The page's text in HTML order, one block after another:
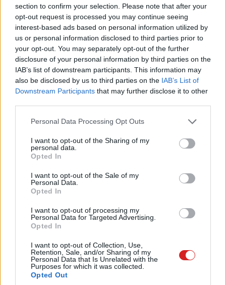
section to confirm your selection. Please note that after your
opt-out request is processed you may continue seeing
interest-based ads based on personal information utilized by
us or personal information disclosed to third parties prior to
your opt-out. You may separately opt-out of the further
disclosure of your personal information by third parties on the
IAB’s list of downstream participants. This information may
also be disclosed by us to third parties on the IAB’s List of
Downstream Participants that may further disclose it to other
Please note that this website/app uses one or more Google
not limited to your visit or usage behaviour. You may click to
grant or deny consent to Google and its third-party tags to
use your data for below specified purposes in below Google
consent section.
Personal Data Processing Opt Outs
I want to opt-out of the Sharing of my
personal data.
Opted In
I want to opt-out of the Sale of my
Personal Data.
Opted In
I want to opt-out of processing my
Personal Data for Targeted Advertising.
Opted In
I want to opt-out of Collection, Use,
Retention, Sale, and/or Sharing of my
Personal Data that Is Unrelated with the
Purposes for which it was collected.
Opted Out
Az AI bűvöletében készült a
Qualcomm új mobilos
csúcsprocesszora
Hardver| 2023.10.25 15:20
Újra asztali PC-kbe szánt
processzoron dolgozik az Nvidia
PCW.pro| 2023.10.25 07:40
Az Apple processzoraival
chipjei
vesz mindent a saját kezébe az
Az iPhone 17 már az Apple saját
PCW.lite| 2023.09.08 12:20
Kiszivárgott benchmark árulkodik